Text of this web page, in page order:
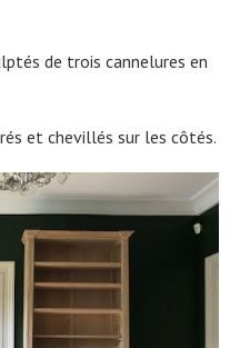
de trois cannelures en
et chevillés sur les côtés.